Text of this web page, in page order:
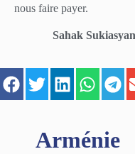
nous faire payer.
Sahak Sukiasyan
Arménie